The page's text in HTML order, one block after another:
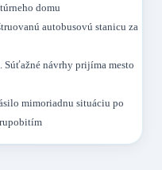
domu
autobusovú stanicu za
Súťažné návrhy prijíma mesto
mimoriadnu situáciu po